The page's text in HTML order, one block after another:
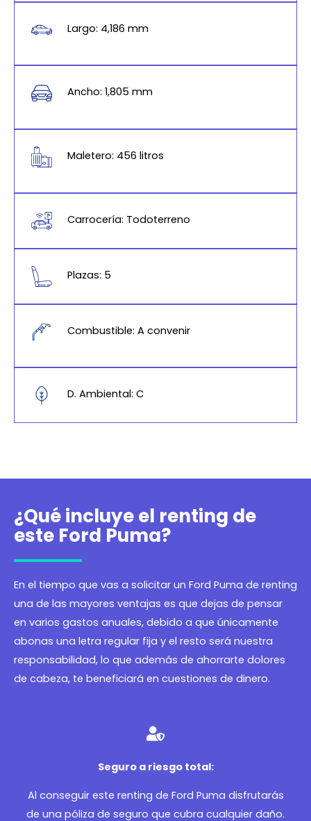
Largo: 4,186 mm
Ancho: 1,805 mm
Maletero: 456 litros
Carrocería: Todoterreno
Plazas: 5
Combustible: A convenir
D. Ambiental: C
¿Qué incluye el renting de
este Ford Puma?
En el tiempo que vas a solicitar un Ford Puma de renting
una de las mayores ventajas es que dejas de pensar
en varios gastos anuales, debido a que únicamente
abonas una letra regular fija y el resto será nuestra
responsabilidad, lo que además de ahorrarte dolores
de cabeza, te beneficiará en cuestiones de dinero.
Seguro a riesgo total:
Al conseguir este renting de Ford Puma disfrutarás
de una póliza de seguro que cubra cualquier daño.